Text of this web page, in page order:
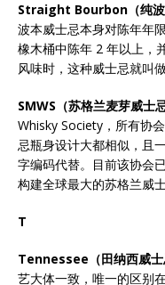
Straight Bourbon （纯
波本威士忌本身对陈年年
橡木桶中陈年 2 年以上，
风味时，这种威士忌就叫
SMWS （苏格兰麦芽威士
Whisky Society，所有协
忌瓶身设计大都相似，且
字编码代替。目前该协会
构建全球最大的苏格兰威
T
Tennessee （田纳西威
艺大体一致，唯一的区别